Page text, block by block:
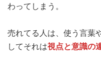
わってしまう。
売れてる人は、使う言葉
してそれは視点と意識の